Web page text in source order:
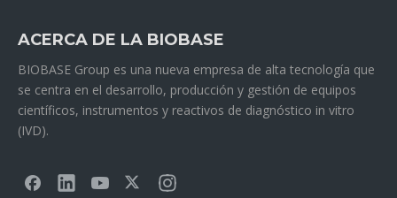
ACERCA DE LA BIOBASE
BIOBASE Group es una nueva empresa de alta tecnología que
se centra en el desarrollo, producción y gestión de equipos
científicos, instrumentos y reactivos de diagnóstico in vitro
(IVD).